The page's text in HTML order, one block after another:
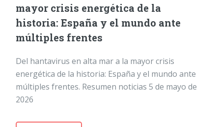
mayor crisis energética de la
historia: España y el mundo ante
múltiples frentes
Del hantavirus en alta mar a la mayor crisis
energética de la historia: España y el mundo ante
múltiples frentes. Resumen noticias 5 de mayo de
2026